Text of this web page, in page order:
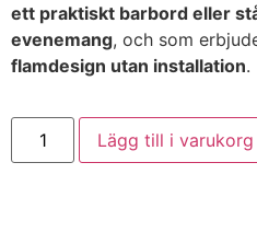
ett praktiskt barbord eller
evenemang, och som
flamdesign utan installation.
Lägg till i varukorg